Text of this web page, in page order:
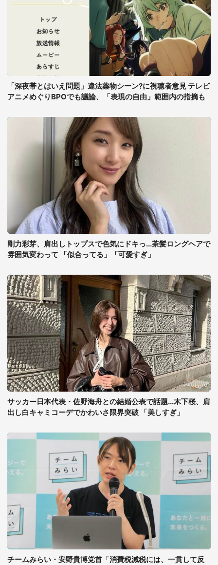
「深夜帯とはいえ問題」違法薬物シーン?に視聴者意見 テレビ
アニメめぐりBPOでも議論、「表現の自由」範囲内の指摘も
剛力彩芽、肩出しトップスで色気にドキっ...茶髪ロングヘアで
雰囲気変わって 「似合ってる」「可愛すぎ」
サッカー日本代表・佐野海舟との結婚公表で話題...木下桜、肩
出し白キャミコーデでかわいさ限界突破 「美しすぎ」
チームみらい・安野貴博党首「消費税減税には、一貫して反